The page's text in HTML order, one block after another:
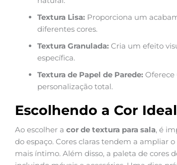
Textura Lisa: Proporciona um
diferentes cores.
Textura Granulada: Cria um efeito
específica.
Textura de Papel de Parede:
personalização total.
Escolhendo a Cor Ideal
Ao escolher a cor de textura para sala, é
do espaço. Cores claras tendem a ampliar
mais íntimo. Além disso, a paleta de cores